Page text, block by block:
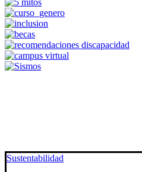
Sustentabilidad